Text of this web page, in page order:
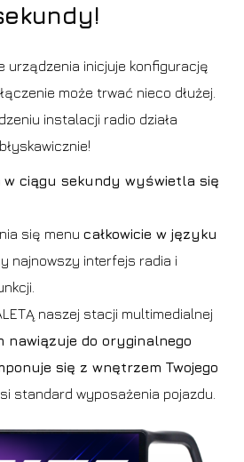
urządzenia inicjuje konfigurację
może trwać nieco dłużej.
instalacji radio działa
błyskawicznie!
w ciągu sekundy wyświetla się
się menu całkowicie w języku
najnowszy interfejs radia i
naszej stacji multimedialnej
nawiązuje do oryginalnego
się z wnętrzem Twojego
standard wyposażenia pojazdu.